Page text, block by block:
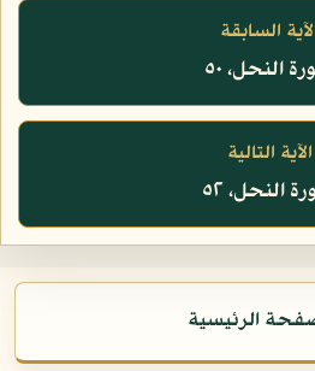
السابقة
النحل، ٥٠
الآية التالية
النحل، ٥٢
الرئيسية